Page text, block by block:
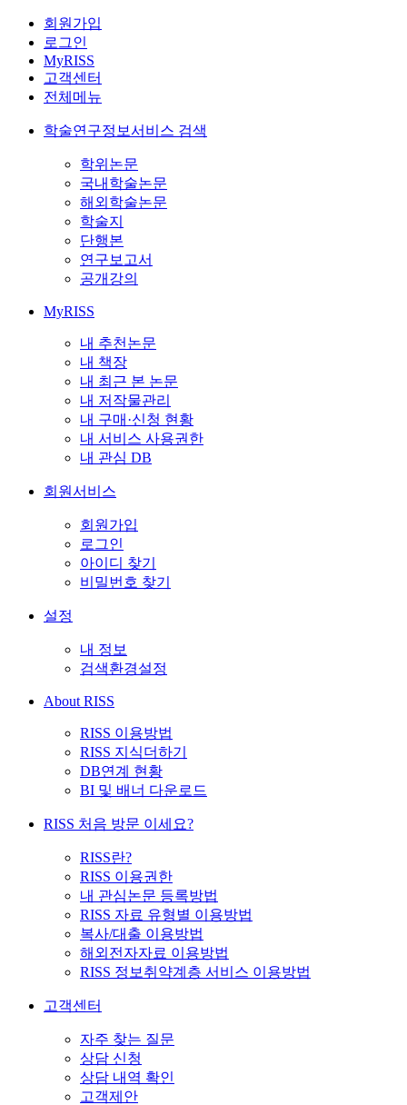
회원가입
로그인
MyRISS
고객센터
전체메뉴
학술연구정보서비스 검색
학위논문
국내학술논문
해외학술논문
학술지
단행본
연구보고서
공개강의
MyRISS
내 추천논문
내 책장
내 최근 본 논문
내 저작물관리
내 구매·신청 현황
내 서비스 사용권한
내 관심 DB
회원서비스
회원가입
로그인
아이디 찾기
비밀번호 찾기
설정
내 정보
검색환경설정
About RISS
RISS 이용방법
RISS 지식더하기
DB연계 현황
BI 및 배너 다운로드
RISS 처음 방문 이세요?
RISS란?
RISS 이용권한
내 관심논문 등록방법
RISS 자료 유형별 이용방법
복사/대출 이용방법
해외전자자료 이용방법
RISS 정보취약계층 서비스 이용방법
고객센터
자주 찾는 질문
상담 신청
상담 내역 확인
고객제안